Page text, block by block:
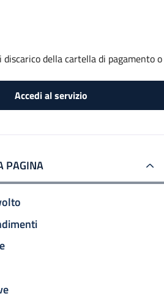
discarico della cartella di
Accedi al servizio
PAGINA